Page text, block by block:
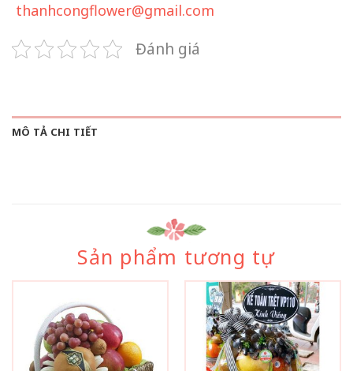
thanhcongflower@gmail.com
Đánh giá
MÔ TẢ CHI TIẾT
Sản phẩm tương tự